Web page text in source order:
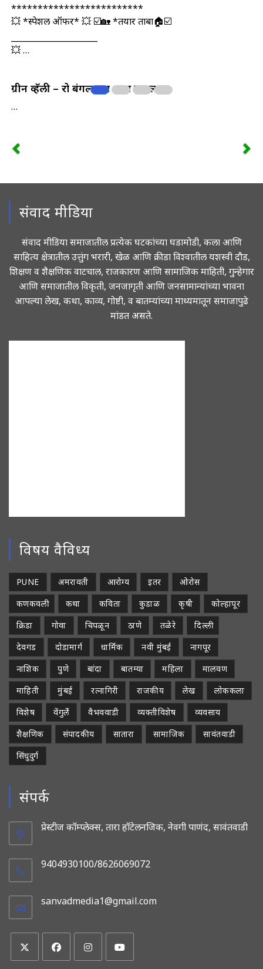
*************************
💥 *स्पेशल ऑफर* 💥 ☑️🏡 *तयार ताबा🏠☑️
💥 …
ग्रीन व्हॅली – रो बंगल्याचा भव्य प्रकल्प
…
संवाद मीडिया
संवाद मीडिया समाजातील प्रत्येक घटकांच्या घडामोडी, कला आणि
साहित्य क्षेत्रातील उत्तुंग भरारी, खेळ आणि क्रीडा विश्वातील यशस्वी दौड,
शिक्षण व शैक्षणिक वाटचाल, राजकारण आणि सामाजिक माहिती, गुन्हेगार
आणि समाजातील विकृती, जनजागृती आणि जनसामान्यांच्या भावना
आपल्या लेख, कथा, काव्य, गोष्टी, व बातम्यांच्या माध्यमातून समाजापुढे
मांडत असते.
विषय वैविध्य
PUNE अमरावती आरोग्य इतर
ओरोस
कणकवली
कथा कविता कुडाळ कृषी
कोल्हापूर
क्रिडा
गोवा चिपळून ठाणे तळेरे
दिल्ली
देवगड
दोडामार्ग धार्मिक नवी मुंबई
नागपूर
नाशिक
पुणे बांदा बातम्या महिला
मालवण
माहिती
मुंबई रत्नागिरी राजकीय लेख
लोककला
विशेष
वेंगुर्ले वैभववाडी व्यक्तीविशेष
व्यवसाय
शैक्षणिक
संपादकीय सातारा सामाजिक
सावंतवाडी
सिंधुदुर्ग
संपर्क
प्रेस्टीज कॉम्प्लेक्स, तारा हॉटेलनजिक, नेवगी पाणंद, सावंतवाडी
9404930100/8626069072
sanvadmedia1@gmail.com